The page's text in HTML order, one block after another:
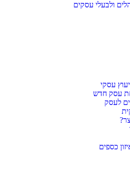
ולבעלי עסקים
עסקי
עסק חדש
לעסק
כספים